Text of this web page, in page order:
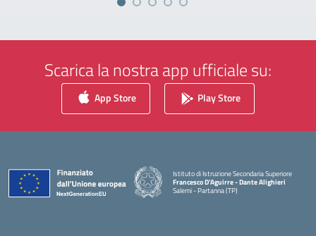
Scarica la nostra app ufficiale su:
App Store Play Store
Istituto di Istruzione Secondaria Superiore
Francesco D'Aguirre - Dante Alighieri
Salemi - Partanna (TP)